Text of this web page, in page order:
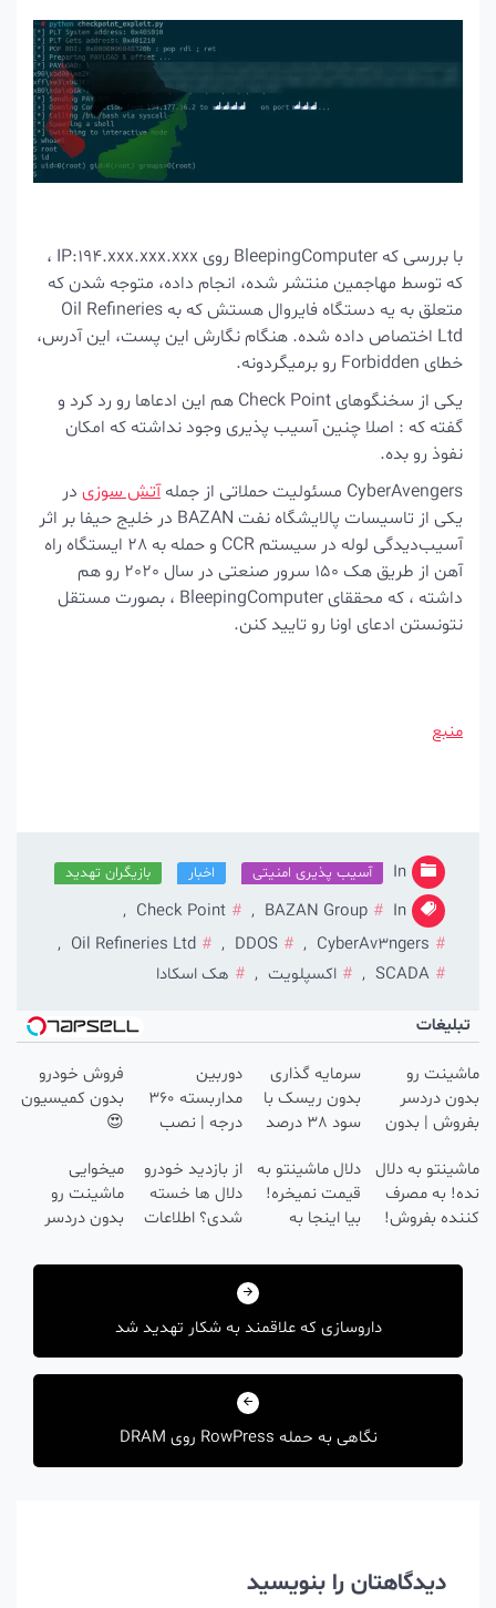
با بررسی که BleepingComputer روی IP:194.xxx.xxx.xxx ،
که توسط مهاجمین منتشر شده، انجام داده، متوجه شدن که
متعلق به یه دستگاه فایروال هستش که به Oil Refineries
Ltd اختصاص داده شده. هنگام نگارش این پست، این آدرس،
خطای Forbidden رو برمیگردونه.
یکی از سخنگوهای Check Point هم این ادعاها رو رد کرد و
گفته که : اصلا چنین آسیب پذیری وجود نداشته که امکان
نفوذ رو بده.
CyberAvengers مسئولیت حملاتی از جمله
آتش سوزیدر
یکی از تاسیسات پالایشگاه نفت BAZAN در خلیج حیفا بر اثر
آسیب‌دیدگی لوله در سیستم CCR
و حمله به 28 ایستگاه راه
آهن از طریق هک 150 سرور صنعتی در سال 2020 رو هم
داشته ، که محققای BleepingComputer ، بصورت مستقل
نتونستن ادعای اونا رو تایید کنن.
In آسیب پذیری امنیتی بازیگران تهدید
In
BAZAN Group
,
Check Point
,
CyberAv3ngers
,
DDOS
,
Oil Refineries Ltd
,
SCADA
, اکسپلویت , هک اسکادا
رو
دردسر
| بدون
سرمایه گذاری
بدون ریسک با
سود 38 درصد
دوربین
مداربسته 360
درجه | نصب
فروش خودرو
بدون کمیسیون
به دلال
به مصرف
بفروش!
تماس
دلال ماشینتو به
قیمت نمیخره!
بیا اینجا به
بفروش*فقط
از بازدید خودرو
دلال ها خسته
شدی؟ اطلاعات
اینجا ثبت کن
میخوایی
ماشینت رو
بدون دردسر
کمیسیون
داروسازی که علاقمند به شکار تهدید شد
نگاهی به حمله RowPress روی DRAM
دیدگاهتان را بنویسید